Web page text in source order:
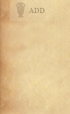
ADD